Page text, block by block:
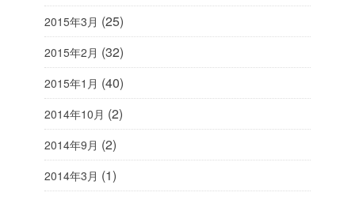
2015年3月 (25)
2015年2月 (32)
2015年1月 (40)
2014年10月 (2)
2014年9月 (2)
2014年3月 (1)